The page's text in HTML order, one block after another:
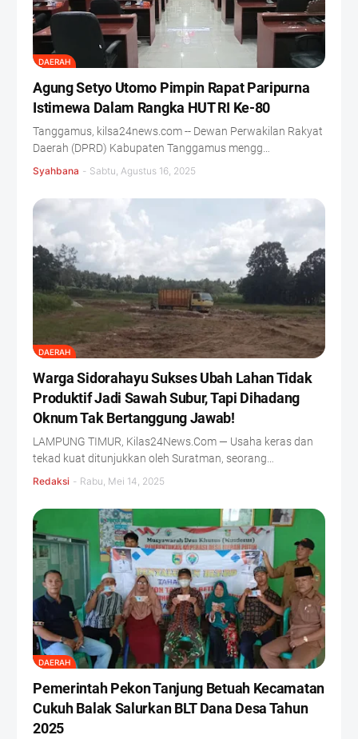
DAERAH
Agung Setyo Utomo Pimpin Rapat Paripurna
Istimewa Dalam Rangka HUT RI Ke-80
Tanggamus, kilsa24news.com -- Dewan Perwakilan Rakyat
Daerah (DPRD) Kabupaten Tanggamus mengg…
Syahbana - Sabtu, Agustus 16, 2025
DAERAH
Warga Sidorahayu Sukses Ubah Lahan Tidak
Produktif Jadi Sawah Subur, Tapi Dihadang
Oknum Tak Bertanggung Jawab!
LAMPUNG TIMUR, Kilas24News.Com — Usaha keras dan
tekad kuat ditunjukkan oleh Suratman, seorang…
Redaksi - Rabu, Mei 14, 2025
DAERAH
Pemerintah Pekon Tanjung Betuah Kecamatan
Cukuh Balak Salurkan BLT Dana Desa Tahun
2025